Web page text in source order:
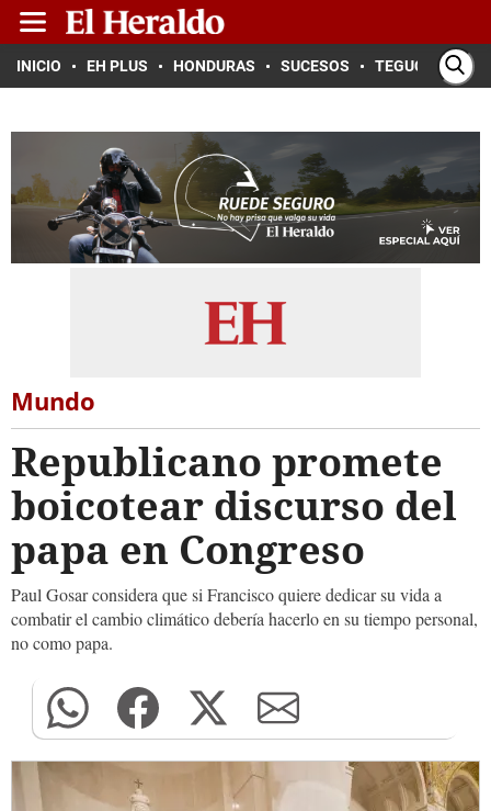
INICIO EH PLUS HONDURAS SUCESOS TEGUCIGALPA
Mundo
Republicano promete
boicotear discurso del
papa en Congreso
Paul Gosar considera que si Francisco quiere dedicar su vida a
combatir el cambio climático debería hacerlo en su tiempo personal,
no como papa.